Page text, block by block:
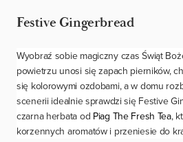
Festive Gingerbread
Wyobraź sobie magiczny czas Świąt
powietrzu unosi się zapach pierników,
się kolorowymi ozdobami, a w domu
scenerii idealnie sprawdzi się Festive
czarna herbata od Piag The Fresh Tea,
korzennych aromatów i przeniesie do